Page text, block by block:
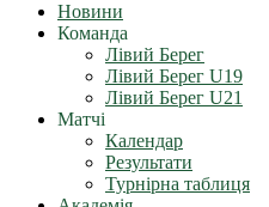
Новини
Команда
Лівий Берег
Лівий Берег U19
Лівий Берег U21
Матчі
Календар
Результати
Турнірна таблиця